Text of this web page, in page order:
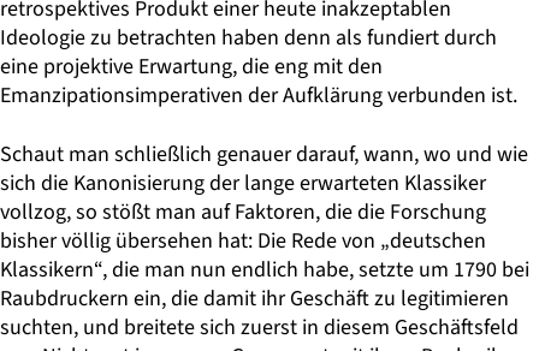
retrospektives Produkt einer heute inakzeptablen
Ideologie zu betrachten haben denn als fundiert durch
eine projektive Erwartung, die eng mit den
Emanzipationsimperativen der Aufklärung verbunden ist.
Schaut man schließlich genauer darauf, wann, wo und wie
sich die Kanonisierung der lange erwarteten Klassiker
vollzog, so stößt man auf Faktoren, die die Forschung
bisher völlig übersehen hat: Die Rede von „deutschen
Klassikern“, die man nun endlich habe, setzte um 1790 bei
Raubdruckern ein, die damit ihr Geschäft zu legitimieren
suchten, und breitete sich zuerst in diesem Geschäftsfeld